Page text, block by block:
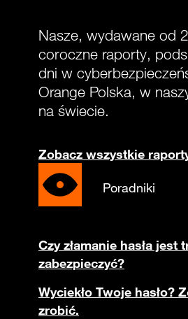
Nasze, wydawane od
coroczne raporty,
dni w
Orange Polska, w
na świecie.
Zobacz wszystkie
Poradniki
Czy złamanie hasła jest
zabezpieczyć?
Wyciekło Twoje hasło?
zrobić.